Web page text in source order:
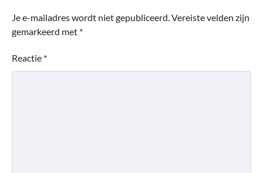
Je e-mailadres wordt niet gepubliceerd. Vereiste velden zijn
gemarkeerd met *
Reactie *